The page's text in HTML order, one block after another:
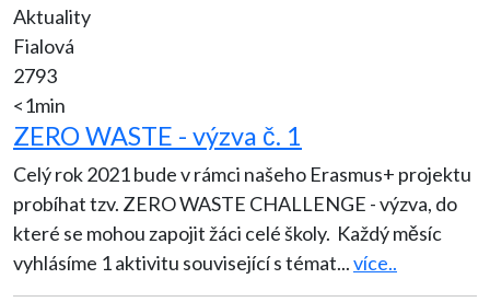
Aktuality
Fialová
2793
<1min
ZERO WASTE - výzva č. 1
Celý rok 2021 bude v rámci našeho Erasmus+ projektu
probíhat tzv. ZERO WASTE CHALLENGE - výzva, do
které se mohou zapojit žáci celé školy. Každý měsíc
vyhlásíme 1 aktivitu související s témat...více..